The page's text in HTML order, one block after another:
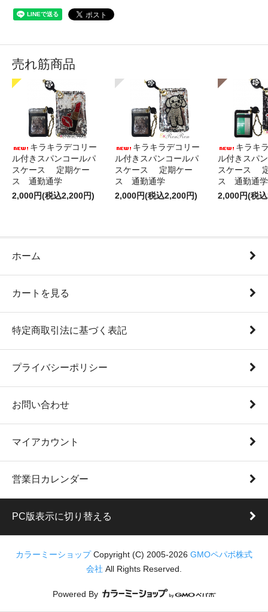
売れ筋商品
キラキラデコリー
ル付きスパンコールパ
スケース 定期ケー
ス 通勤通学
2,000円(税込2,200円)
キラキラデコリー
ル付きスパンコールパ
スケース 定期ケー
ス 通勤通学
2,000円(税込2,200円)
キラキ
ル付きスパ
スケース
ス 通勤通学
2,000円(税
ホーム
カートを見る
特定商取引法に基づく表記
プライバシーポリシー
お問い合わせ
マイアカウント
営業日カレンダー
PC版表示に切り替える
カラーミーショップCopyright (C) 2005-2026 GMOペパボ株式
会社 All Rights Reserved.
Powered By